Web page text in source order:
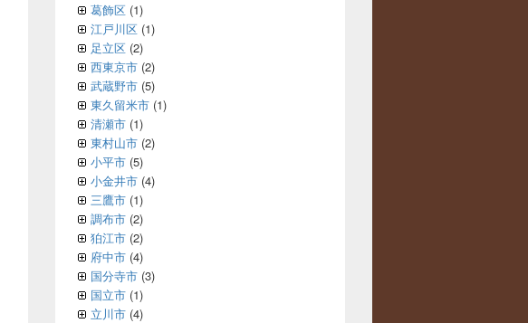
葛飾区 (1)
江戸川区 (1)
足立区 (2)
西東京市 (2)
武蔵野市 (5)
東久留米市 (1)
清瀬市 (1)
東村山市 (2)
小平市 (5)
小金井市 (4)
三鷹市 (1)
調布市 (2)
狛江市 (2)
府中市 (4)
国分寺市 (3)
国立市 (1)
立川市 (4)